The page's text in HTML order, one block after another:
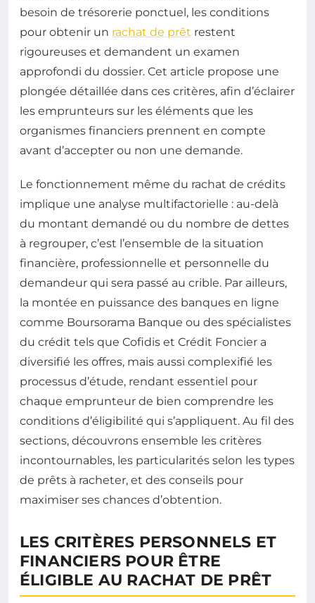
besoin de trésorerie ponctuel, les conditions
pour obtenir un rachat de prêt restent
rigoureuses et demandent un examen
approfondi du dossier. Cet article propose une
plongée détaillée dans ces critères, afin d’éclairer
les emprunteurs sur les éléments que les
organismes financiers prennent en compte
avant d’accepter ou non une demande.
Le fonctionnement même du rachat de crédits
implique une analyse multifactorielle : au-delà
du montant demandé ou du nombre de dettes
à regrouper, c’est l’ensemble de la situation
financière, professionnelle et personnelle du
demandeur qui sera passé au crible. Par ailleurs,
la montée en puissance des banques en ligne
comme Boursorama Banque ou des spécialistes
du crédit tels que Cofidis et Crédit Foncier a
diversifié les offres, mais aussi complexifié les
processus d’étude, rendant essentiel pour
chaque emprunteur de bien comprendre les
conditions d’éligibilité qui s’appliquent. Au fil des
sections, découvrons ensemble les critères
incontournables, les particularités selon les types
de prêts à racheter, et des conseils pour
maximiser ses chances d’obtention.
LES CRITÈRES PERSONNELS ET
FINANCIERS POUR ÊTRE
ÉLIGIBLE AU RACHAT DE PRÊT